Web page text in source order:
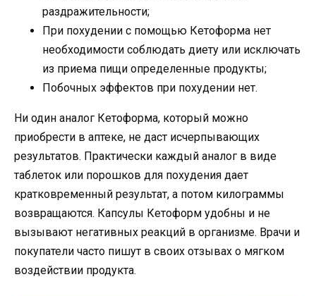
раздражительности;
При похудении с помощью Кетоформа нет
необходимости соблюдать диету или исключать
из приема пищи определенные продукты;
Побочных эффектов при похудении нет.
Ни один аналог Кетоформа, который можно
приобрести в аптеке, не даст исчерпывающих
результатов. Практически каждый аналог в виде
таблеток или порошков для похудения дает
кратковременный результат, а потом килограммы
возвращаются. Капсулы Кетоформ удобны и не
вызывают негативных реакций в организме. Врачи и
покупатели часто пишут в своих отзывах о мягком
воздействии продукта.